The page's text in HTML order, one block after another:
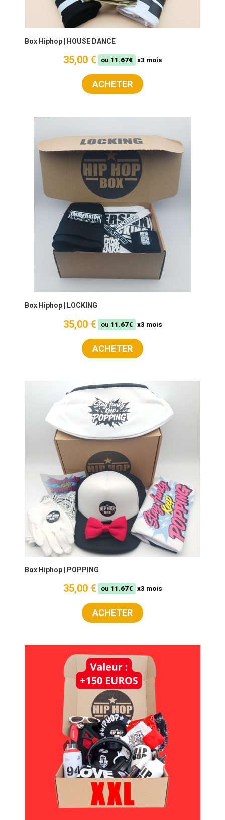
Box Hiphop | HOUSE DANCE
35,00 € ou 11.67€ x3 mois
ACHETER
Box Hiphop | LOCKING
35,00 € ou 11.67€ x3 mois
ACHETER
Box Hiphop | POPPING
35,00 € ou 11.67€ x3 mois
ACHETER